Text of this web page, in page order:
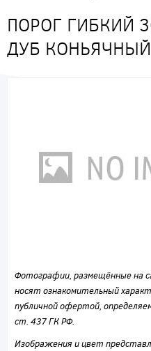
ПОРОГ ГИБКИЙ
ДУБ
Фотографии, размещённые на
носят ознакомительный
публичной офертой,
ст. 437 ГК РФ.
Изображения и цвет